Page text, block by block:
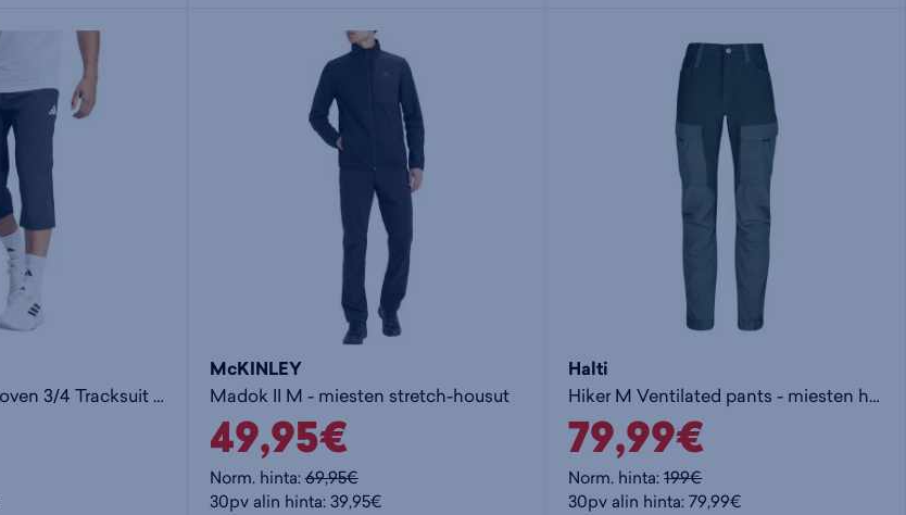
Train Essentials Woven 3/4 Tracksuit Bottoms - stretch-housut
McKINLEY
Madok II M - miesten stretch-housut
49,95€
Norm. hinta:69,95€
30pv alin hinta: 39,95€
Halti
Hiker M Ventilated pants - miesten hybridihousut
79,99€
Norm. hinta:199€
30pv alin hinta: 79,99€